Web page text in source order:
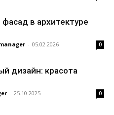
в архитектуре
- 05.02.2026 0
дизайн: красота
- 25.10.2025 0